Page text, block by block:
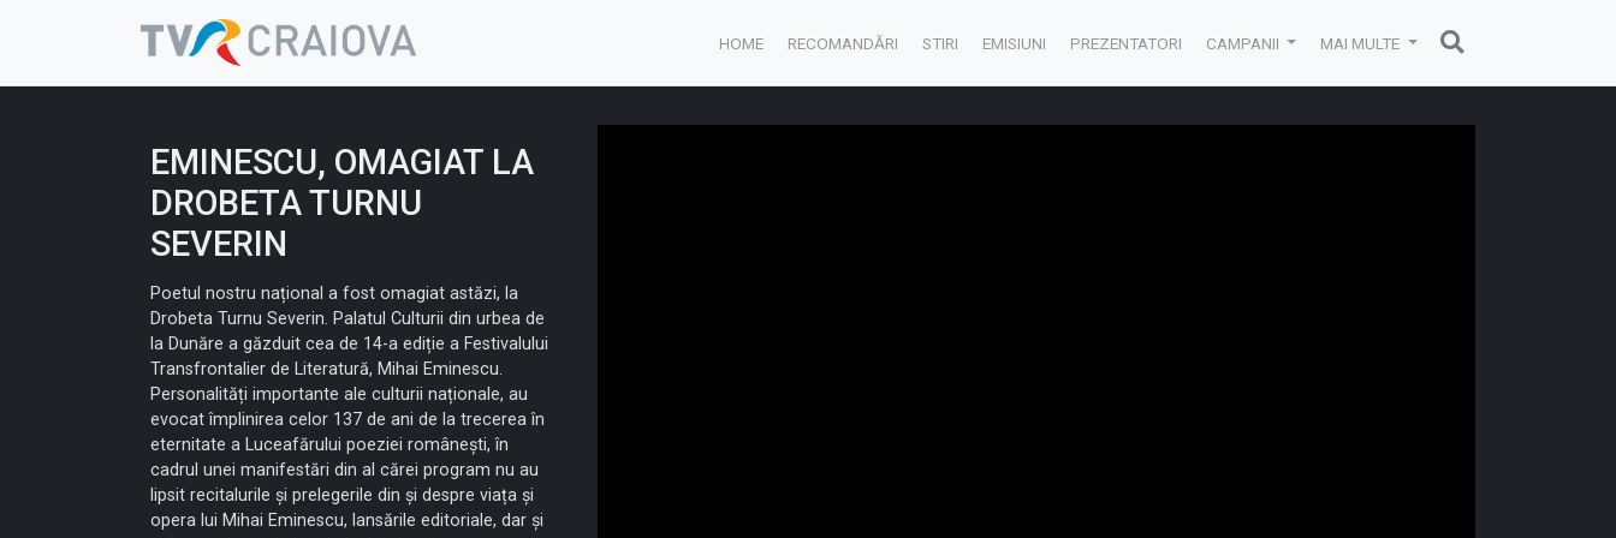
HOME RECOMANDĂRI STIRI EMISIUNI PREZENTATORI CAMPANII MAI MULTE
EMINESCU, OMAGIAT LA
DROBETA TURNU
SEVERIN
Poetul nostru național a fost omagiat astăzi, la
Drobeta Turnu Severin. Palatul Culturii din urbea de
la Dunăre a găzduit cea de 14-a ediție a Festivalului
Transfrontalier de Literatură, Mihai Eminescu.
Personalități importante ale culturii naționale, au
evocat împlinirea celor 137 de ani de la trecerea în
eternitate a Luceafărului poeziei românești, în
cadrul unei manifestări din al cărei program nu au
lipsit recitalurile și prelegerile din și despre viața și
opera lui Mihai Eminescu, lansările editoriale, dar și